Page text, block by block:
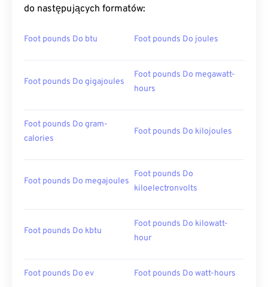
do następujących formatów:
Foot pounds Do btu Foot pounds Do joules
Foot pounds Do gigajoules
Foot pounds Do megawatt-
hours
Foot pounds Do gram-
calories
Foot pounds Do kilojoules
Foot pounds Do megajoules
Foot pounds Do
kiloelectronvolts
Foot pounds Do kbtu
Foot pounds Do kilowatt-
hour
Foot pounds Do ev Foot pounds Do watt-hours